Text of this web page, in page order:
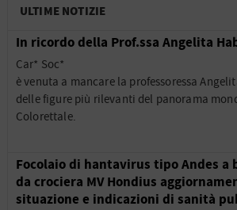
ULTIME NOTIZIE
In ricordo della Prof.ssa Angelita
Car* Soc*
è venuta a mancare la professoressa
delle figure più rilevanti del panorama
Colorettale.
Focolaio di hantavirus tipo Andes a
da crociera MV Hondius
situazione e indicazioni di sanità